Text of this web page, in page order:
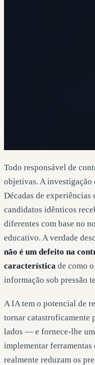
Todo responsável de
objetivas. A
Décadas de experiências
candidatos idênticos
diferentes com base no
educativo. A verdade
não é um defeito na
característica de como
informação sob pressão
A IA tem o potencial de
tornar catastroficamente
lados — e fornece-lhe
implementar ferramentas
realmente reduzam os